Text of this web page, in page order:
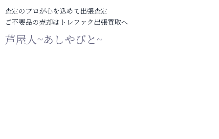
査定のプロが心を込めて出張査定
ご不要品の売却はトレファク出張買取へ
芦屋人~あしやびと~